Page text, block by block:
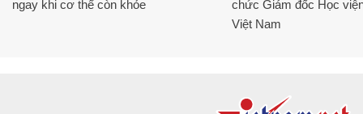
ngay khi cơ thể còn khỏe
chức Giám đốc Học
Việt Nam